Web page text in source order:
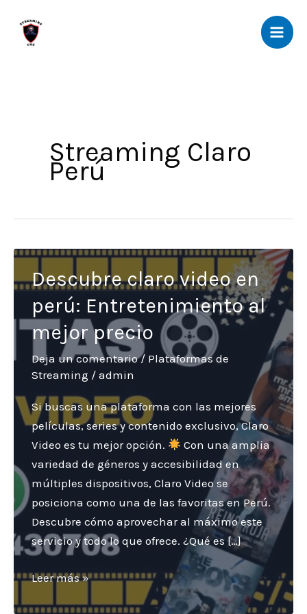
contenido
Streaming Claro
Perú
Descubre claro video en
perú: Entretenimiento al
mejor precio
Deja un comentario / Plataformas de
Streaming / admin
Si buscas una plataforma con las mejores
películas, series y contenido exclusivo, Claro
Video es tu mejor opción.
Con una amplia
variedad de géneros y accesibilidad en
múltiples dispositivos, Claro Video se
posiciona como una de las favoritas en Perú.
Descubre cómo aprovechar al máximo este
servicio y todo lo que ofrece. ¿Qué es […]
Descubre
Leer más »